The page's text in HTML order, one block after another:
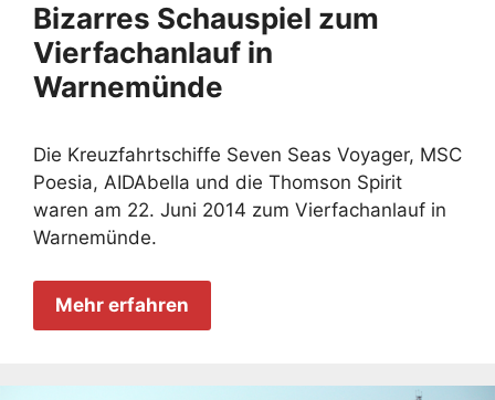
Bizarres Schauspiel zum
Vierfachanlauf in
Warnemünde
Die Kreuzfahrtschiffe Seven Seas Voyager, MSC
Poesia, AIDAbella und die Thomson Spirit
waren am 22. Juni 2014 zum Vierfachanlauf in
Warnemünde.
Mehr erfahren